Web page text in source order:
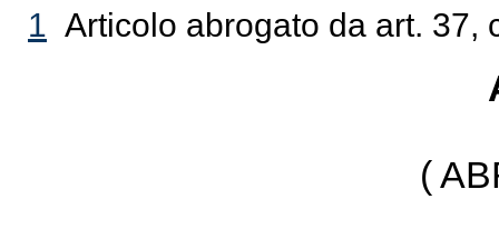
1 Articolo abrogato da art. 37,
(